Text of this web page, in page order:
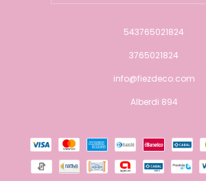
543765021824
3765021824
info@fiezdeco.com
Alberdi 894